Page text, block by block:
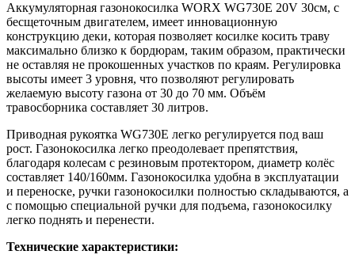
Аккумуляторная газонокосилка WORX WG730E 20V 30см, с
бесщеточным двигателем, имеет инновационную
конструкцию деки, которая позволяет косилке косить траву
максимально близко к бордюрам, таким образом, практически
не оставляя не прокошенных участков по краям. Регулировка
высоты имеет 3 уровня, что позволяют регулировать
желаемую высоту газона от 30 до 70 мм. Объём
травосборника составляет 30 литров.
Приводная рукоятка WG730E легко регулируется под ваш
рост. Газонокосилка легко преодолевает препятствия,
благодаря колесам с резиновым протектором, диаметр колёс
составляет 140/160мм. Газонокосилка удобна в эксплуатации
и переноске, ручки газонокосилки полностью складываются, а
с помощью специальной ручки для подъема, газонокосилку
легко поднять и перенести.
Технические характеристики: